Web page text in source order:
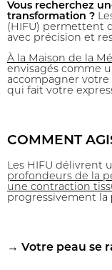
Vous recherchez
transformation ?
(HIFU) permettent
avec précision et
À la Maison de la
envisagés comme
accompagner votre
qui fait votre
COMMENT
Les HIFU délivrent
profondeurs de la
une contraction
progressivement la
→ Votre peau se